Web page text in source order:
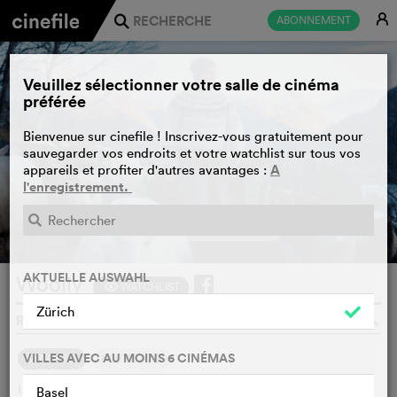
ABONNEMENT E
j
Woolly WATCHLIST
REBEKKA NYSTABAKK, NORVÈGE, 2024
SYNOPSIS NOTRE AVIS
L'exploitation ovine de la famille norvégienne Nystabakk
Veuillez sélectionner votre salle de cinéma
préférée
Bienvenue sur cinefile ! Inscrivez-vous gratuitement pour
sauvegarder vos endroits et votre watchlist sur tous vos
appareils et profiter d'autres avantages : A
l'enregistrement.
AKTUELLE AUSWAHL
Zürich
VILLES AVEC AU MOINS 6 CINÉMAS
Basel